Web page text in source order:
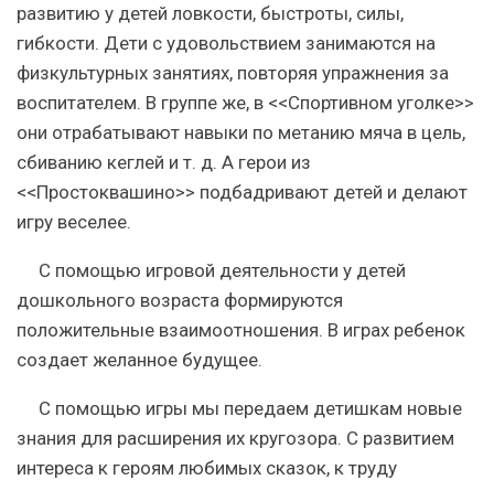
развитию у детей ловкости, быстроты, силы,
гибкости. Дети с удовольствием занимаются на
физкультурных занятиях, повторяя упражнения за
воспитателем. В группе же, в <<Спортивном уголке>>
они отрабатывают навыки по метанию мяча в цель,
сбиванию кеглей и т. д. А герои из
<<Простоквашино>> подбадривают детей и делают
игру веселее.
С помощью игровой деятельности у детей
дошкольного возраста формируются
положительные взаимоотношения. В играх ребенок
создает желанное будущее.
С помощью игры мы передаем детишкам новые
знания для расширения их кругозора. С развитием
интереса к героям любимых сказок, к труду